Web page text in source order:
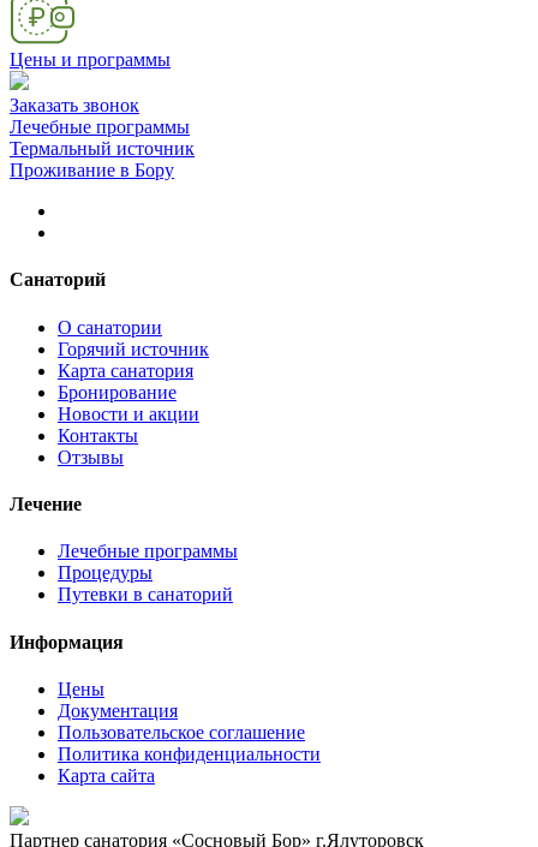
Цены и программы
Заказать звонок
Лечебные программы
Термальный источник
Проживание в Бору
Санаторий
О санатории
Горячий источник
Карта санатория
Бронирование
Новости и акции
Контакты
Отзывы
Лечение
Лечебные программы
Процедуры
Путевки в санаторий
Информация
Цены
Документация
Пользовательское соглашение
Политика конфиденциальности
Карта сайта
Партнер санатория «Сосновый Бор» г.Ялуторовск